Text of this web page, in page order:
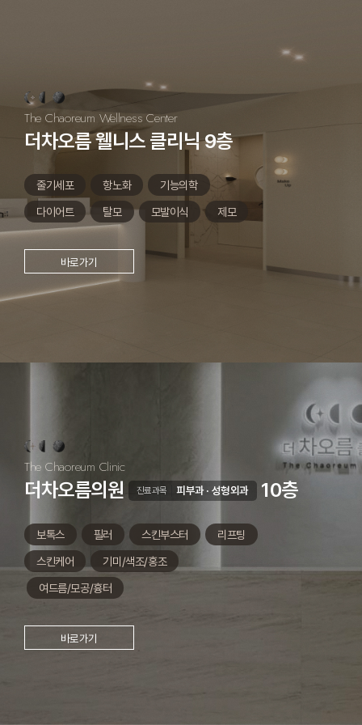
The Chaoreum Wellness Center
더차오름 웰니스 클리닉 9층
줄기세포 항노화
기능의학
다이어트
탈모 모발이식 제모
바로가기
The Chaoreum Clinic
더차오름의원 진료과목 피부과 · 성형외과 10층
보톡스 필러 스킨부스터
리프팅
스킨케어
기미/색조/홍조
여드름/모공/흉터
바로가기